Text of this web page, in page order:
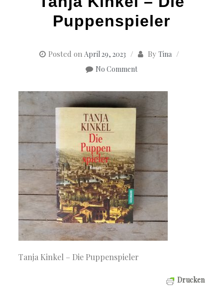
Puppenspieler
Posted on April 29, 2023 By Tina
No Comment
Tanja Kinkel – Die Puppenspieler
Drucken